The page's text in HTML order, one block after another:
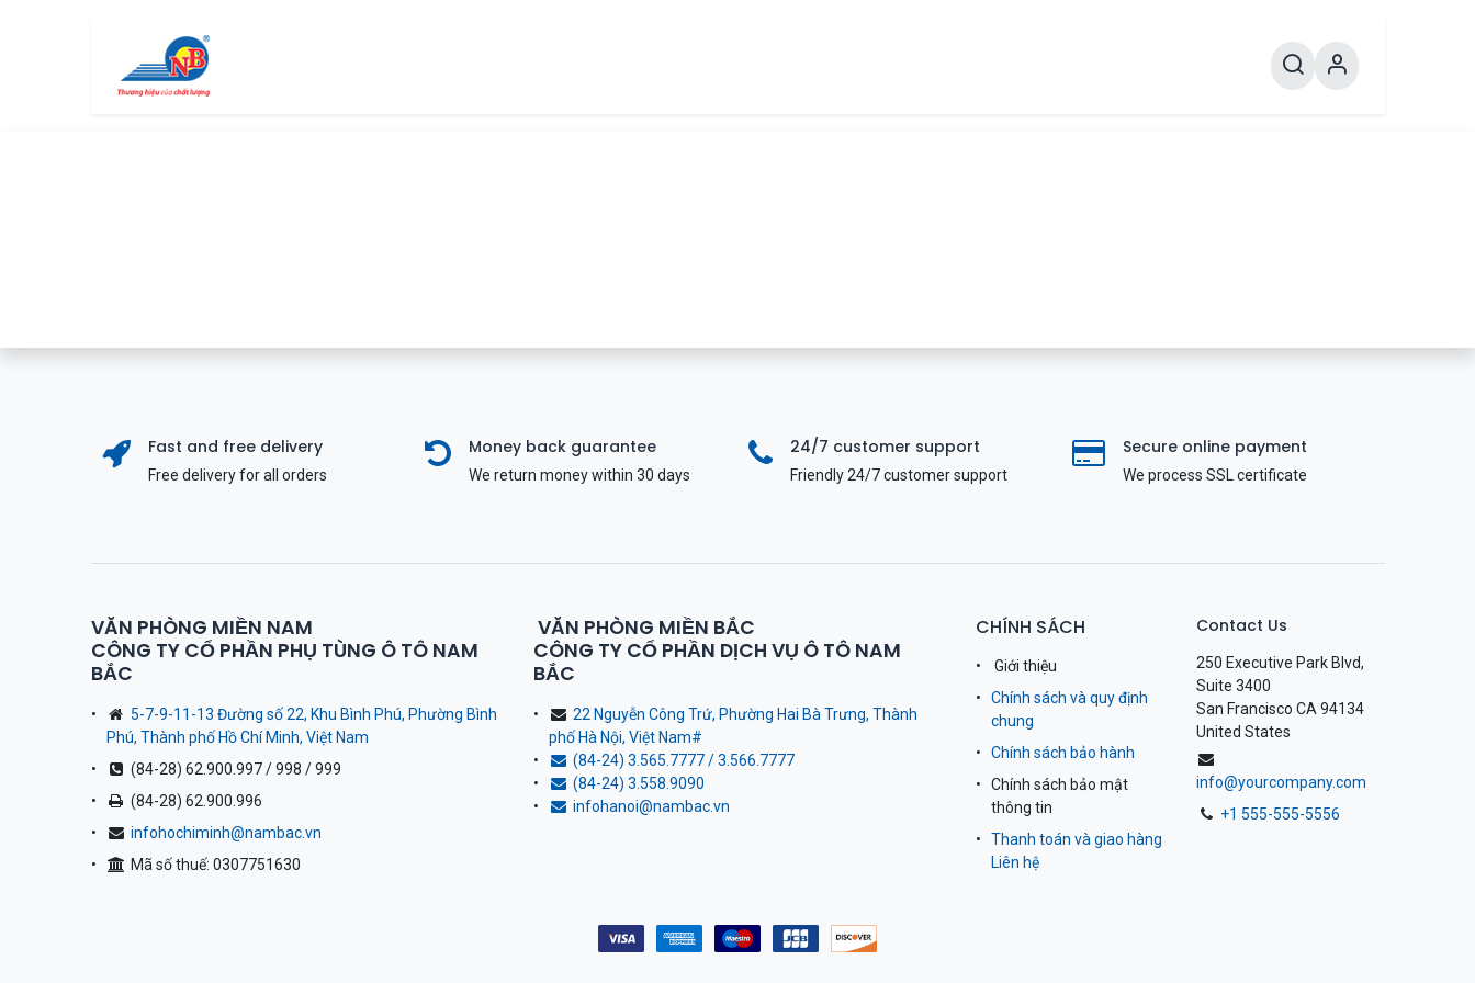
Fast and free delivery
Free delivery for all orders
Money back guarantee
We return money within 30 days
24/7 customer support
Friendly 24/7 customer support
Secure online payment
We process SSL сertificate
VĂN PHÒNG MIỀN NAM
CÔNG TY CỔ PHẦN PHỤ TÙNG Ô TÔ NAM
BẮC
5-7-9-11-13 Đường số 22, Khu Bình Phú, Phường Bình
Phú, Thành phố Hồ Chí Minh, Việt Nam
(84-28) 62.900.997 / 998 / 999
(84-28) 62.900.996
infohochiminh@nambac.vn
Mã số thuế: 0307751630
VĂN PHÒNG MIỀN BẮC
CÔNG TY CỔ PHẦN DỊCH VỤ Ô TÔ NAM
BẮC
22 Nguyễn Công Trứ, Phường Hai Bà Trưng, Thành
phố Hà Nội, Việt Nam#
(84-24) 3.565.7777 / 3.566.7777
(84-24) 3.558.9090
infohanoi@nambac.vn
CHÍNH SÁCH
Giới thiệu
Chính sách và quy định
chung
Chính sách bảo hành
Chính sách bảo mật
thông tin
Thanh toán và giao hàng
Liên hệ
Contact Us
250 Executive Park Blvd,
Suite 3400
San Francisco CA 94134
United States
info@yourcompany.com
+1 555-555-5556